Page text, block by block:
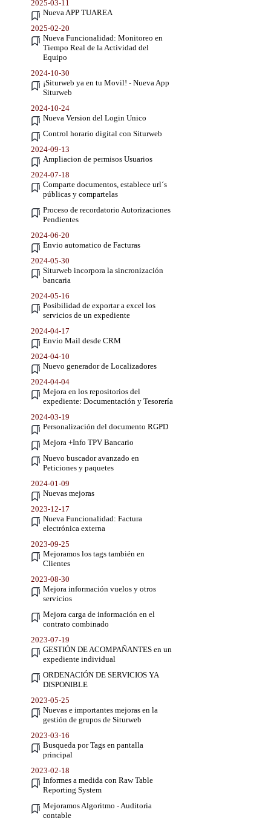
2025-03-11
Nueva APP TUAREA
2025-02-20
Nueva Funcionalidad: Monitoreo en
Tiempo Real de la Actividad del
Equipo
2024-10-30
¡Siturweb ya en tu Movil! - Nueva App
Siturweb
2024-10-24
Nueva Version del Login Unico
Control horario digital con Siturweb
2024-09-13
Ampliacion de permisos Usuarios
2024-07-18
Comparte documentos, establece url´s
públicas y compartelas
Proceso de recordatorio Autorizaciones
Pendientes
2024-06-20
Envio automatico de Facturas
2024-05-30
Siturweb incorpora la sincronización
bancaria
2024-05-16
Posibilidad de exportar a excel los
servicios de un expediente
2024-04-17
Envio Mail desde CRM
2024-04-10
Nuevo generador de Localizadores
2024-04-04
Mejora en los repositorios del
expediente: Documentación y Tesorería
2024-03-19
Personalización del documento RGPD
Mejora +Info TPV Bancario
Nuevo buscador avanzado en
Peticiones y paquetes
2024-01-09
Nuevas mejoras
2023-12-17
Nueva Funcionalidad: Factura
electrónica externa
2023-09-25
Mejoramos los tags también en
Clientes
2023-08-30
Mejora información vuelos y otros
servicios
Mejora carga de información en el
contrato combinado
2023-07-19
GESTIÓN DE ACOMPAÑANTES en un
expediente individual
ORDENACIÓN DE SERVICIOS YA
DISPONIBLE
2023-05-25
Nuevas e importantes mejoras en la
gestión de grupos de Siturweb
2023-03-16
Busqueda por Tags en pantalla
principal
2023-02-18
Informes a medida con Raw Table
Reporting System
Mejoramos Algoritmo - Auditoria
contable